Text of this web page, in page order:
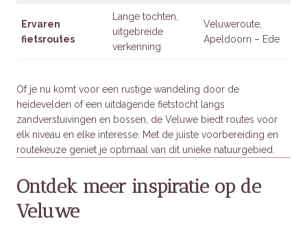
Ervaren
fietsroutes
Lange tochten,
uitgebreide
verkenning
Veluweroute,
Apeldoorn – Ede
Of je nu komt voor een rustige wandeling door de
heidevelden of een uitdagende fietstocht langs
zandverstuivingen en bossen, de Veluwe biedt routes voor
elk niveau en elke interesse. Met de juiste voorbereiding en
routekeuze geniet je optimaal van dit unieke natuurgebied.
Ontdek meer inspiratie op de
Veluwe